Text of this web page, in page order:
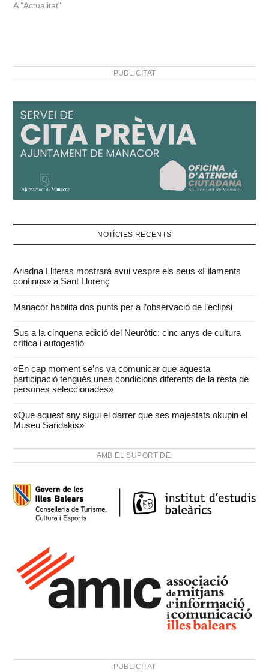
A "Actualitat"
PUBLICITAT
NOTÍCIES RECENTS
Ariadna Lliteras mostrarà avui vespre els seus «Filaments
continus» a Sant Llorenç
Manacor habilita dos punts per a l’observació de l’eclipsi
Sus a la cinquena edició del Neuròtic: cinc anys de cultura
crítica i autogestió
«En cap moment se’ns va comunicar que aquesta
participació tengués unes condicions diferents de la resta de
persones seleccionades»
«Que aquest any sigui el darrer que ses majestats okupin el
Museu Saridakis»
AMB EL SUPORT DE:
PUBLICITAT